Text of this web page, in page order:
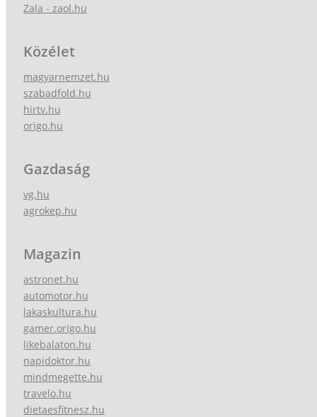
Zala - zaol.hu
Közélet
magyarnemzet.hu
szabadfold.hu
hirtv.hu
origo.hu
Gazdaság
vg.hu
agrokep.hu
Magazin
astronet.hu
automotor.hu
lakaskultura.hu
gamer.origo.hu
likebalaton.hu
napidoktor.hu
mindmegette.hu
travelo.hu
dietaesfitnesz.hu